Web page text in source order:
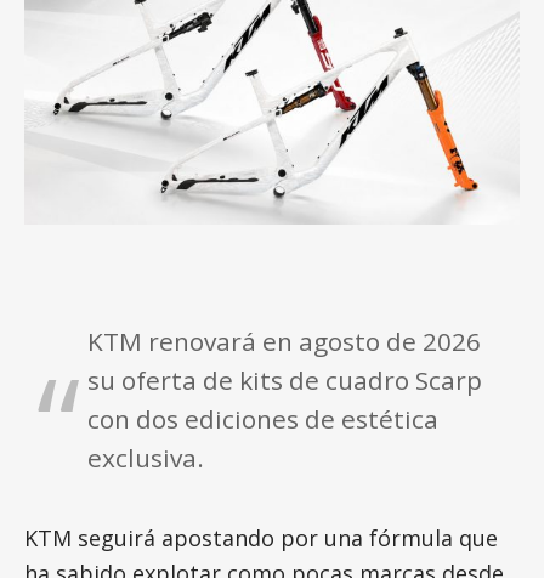
KTM renovará en agosto de 2026
su oferta de kits de cuadro Scarp
con dos ediciones de estética
exclusiva.
KTM seguirá apostando por una fórmula que